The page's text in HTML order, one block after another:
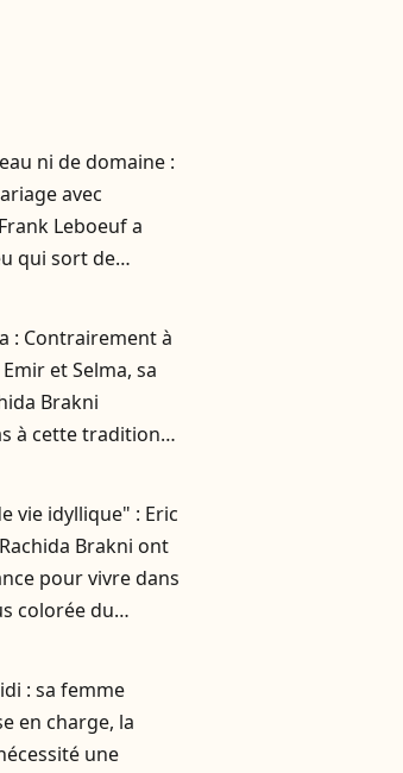
ni de domaine :
avec
Leboeuf a
qui sort de
: Contrairement à
et Selma, sa
Brakni
à cette tradition
de lui faire
vie idyllique" : Eric
Brakni ont
pour vivre dans
colorée du
: sa femme
en charge, la
une